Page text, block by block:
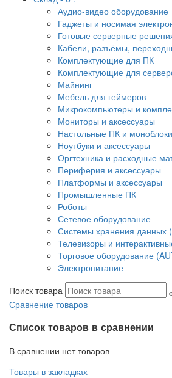
Аудио-видео оборудование
Гаджеты и носимая
Готовые серверные
Кабели, разъёмы,
Комплектующие для ПК
Комплектующие для
Майнинг
Мебель для геймеров
Микрокомпьютеры и
Мониторы и аксессуары
Настольные ПК и моноблоки
Ноутбуки и аксессуары
Оргтехника и расходные
Периферия и аксессуары
Платформы и аксессуары
Промышленные ПК
Роботы
Сетевое оборудование
Системы хранения данных
Телевизоры и
Торговое оборудование
Электропитание
Поиск товара
Сравнение товаров
Список товаров в сравнении
В сравнении нет товаров
Товары в закладках